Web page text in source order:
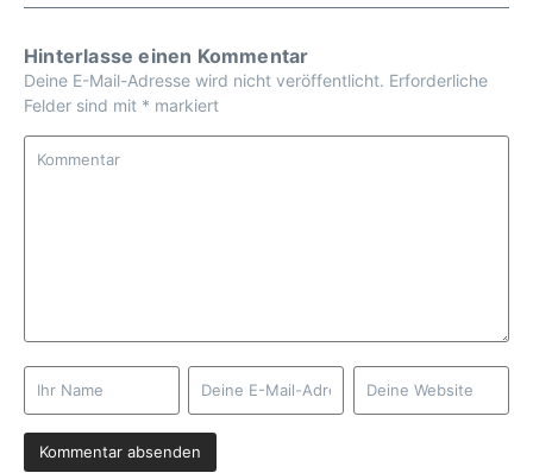
Hinterlasse einen Kommentar
Deine E-Mail-Adresse wird nicht veröffentlicht. Erforderliche
Felder sind mit * markiert